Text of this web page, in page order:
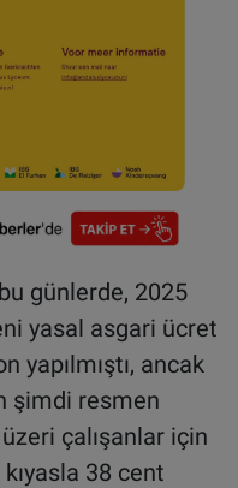
bu günlerde, 2025
yasal asgari ücret
yapılmıştı, ancak
şimdi resmen
çalışanlar için
38 cent